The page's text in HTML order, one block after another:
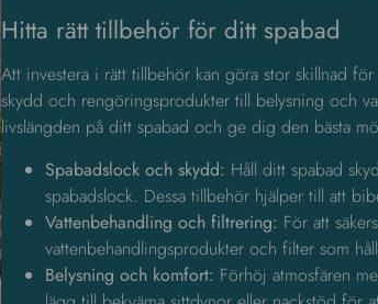
Hitta rätt tillbehör för ditt spabad
Att investera i rätt tillbehör kan göra stor skillnad
skydd och rengöringsprodukter till belysning och
livslängden på ditt spabad och ge dig den bästa
Spabadslock och skydd: Håll ditt spabad
spabadslock. Dessa tillbehör hjälper till att
Vattenbehandling och filtrering: För att
vattenbehandlingsprodukter och filter som
Belysning och komfort: Förhöj atmosfären